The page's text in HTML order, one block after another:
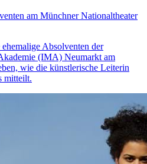
am Münchner Nationaltheater
Absolventen der
(IMA) Neumarkt am
wie die künstlerische Leiterin
mitteilt.